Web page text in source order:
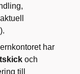
har
och
till